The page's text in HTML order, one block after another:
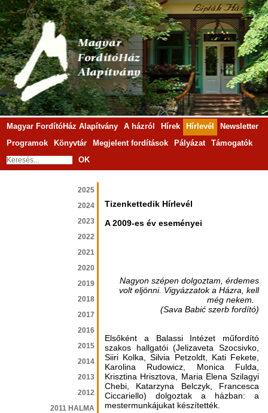
Magyar FordítóHáz Alapítvány A házról Hírek Hírlevél
Newsletter
Programok
Könyvtár Megjelent fordítások Pályázat
Támogatók
OK
2025
2024
2023
2022
2021
2020
2019
2018
2017
2016
2015
2014
2013
2012
2011 HALMA
Tizenkettedik Hírlevél
A 2009-es év eseményei
Nagyon szépen dolgoztam, érdemes
volt eljönni. Vigyázzatok a Házra, kell
még nekem.
(Sava Babić szerb fordító)
Elsőként a Balassi Intézet műfordító
szakos hallgatói (Jelizaveta Szocsivko,
Siiri Kolka, Silvia Petzoldt, Kati Fekete,
Karolina Rudowicz, Monica Fulda,
Krisztina Hrisztova, Maria Elena Szilagyi
Chebi, Katarzyna Belczyk, Francesca
Ciccariello) dolgoztak a házban: a
mestermunkájukat készítették.